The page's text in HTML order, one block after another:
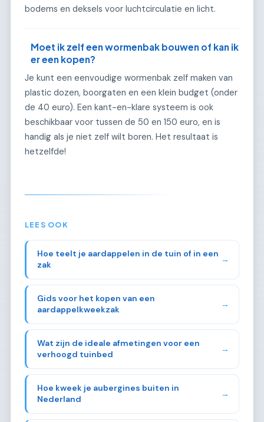
bodems en deksels voor luchtcirculatie en licht.
Moet ik zelf een wormenbak bouwen of kan ik
er een kopen?
Je kunt een eenvoudige wormenbak zelf maken van
plastic dozen, boorgaten en een klein budget (onder
de 40 euro). Een kant-en-klare systeem is ook
beschikbaar voor tussen de 50 en 150 euro, en is
handig als je niet zelf wilt boren. Het resultaat is
hetzelfde!
LEES OOK
Hoe teelt je aardappelen in de tuin of in een
zak
→
Gids voor het kopen van een
aardappelkweekzak
→
Wat zijn de ideale afmetingen voor een
verhoogd tuinbed
→
Hoe kweek je aubergines buiten in
Nederland
→